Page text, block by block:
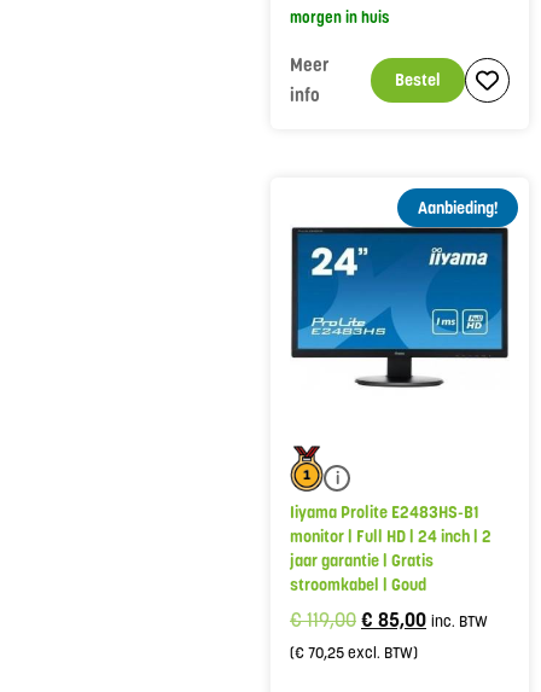
morgen in huis
Bestel
Meer
info
Aanbieding!
i
Iiyama Prolite E2483HS-B1
monitor | Full HD | 24 inch | 2
jaar garantie | Gratis
stroomkabel | Goud
€119,00€ 85,00 inc. BTW
(€70,25excl. BTW)